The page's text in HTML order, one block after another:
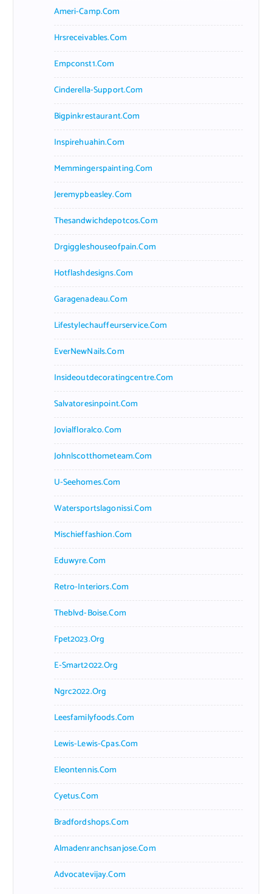
Ameri-Camp.com
Hrsreceivables.com
Empconst1.com
Cinderella-Support.com
Bigpinkrestaurant.com
Inspirehuahin.com
Memmingerspainting.com
Jeremypbeasley.com
Thesandwichdepotcos.com
Drgiggleshouseofpain.com
Hotflashdesigns.com
Garagenadeau.com
Lifestylechauffeurservice.com
EverNewNails.com
Insideoutdecoratingcentre.com
Salvatoresinpoint.com
Jovialfloralco.com
Johnlscotthometeam.com
U-Seehomes.com
Watersportslagonissi.com
Mischieffashion.com
Eduwyre.com
Retro-Interiors.com
Theblvd-Boise.com
Fpet2023.org
E-Smart2022.org
Ngrc2022.org
Leesfamilyfoods.com
Lewis-Lewis-Cpas.com
Eleontennis.com
Cyetus.com
Bradfordshops.com
Almadenranchsanjose.com
Advocatevijay.com